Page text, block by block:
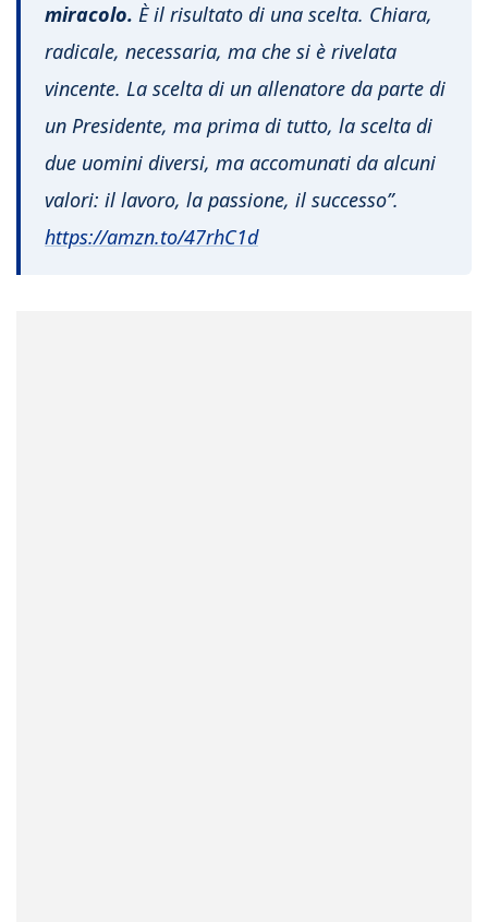
miracolo. È il risultato di una scelta. Chiara,
radicale, necessaria, ma che si è rivelata
vincente. La scelta di un allenatore da parte di
un Presidente, ma prima di tutto, la scelta di
due uomini diversi, ma accomunati da alcuni
valori: il lavoro, la passione, il successo”.
https://amzn.to/47rhC1d